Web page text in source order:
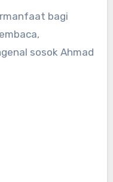
bagi
sosok Ahmad